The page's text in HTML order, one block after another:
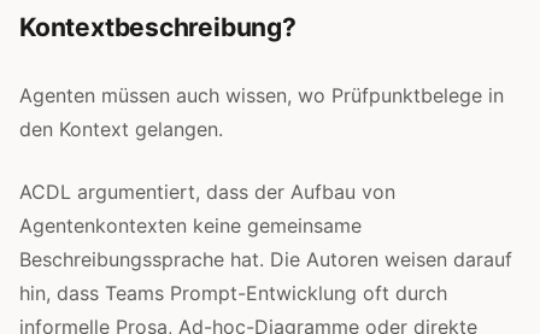
Kontextbeschreibung?
Agenten müssen auch wissen, wo Prüfpunktbelege in
den Kontext gelangen.
ACDL argumentiert, dass der Aufbau von
Agentenkontexten keine gemeinsame
Beschreibungssprache hat. Die Autoren weisen darauf
hin, dass Teams Prompt-Entwicklung oft durch
informelle Prosa, Ad-hoc-Diagramme oder direkte